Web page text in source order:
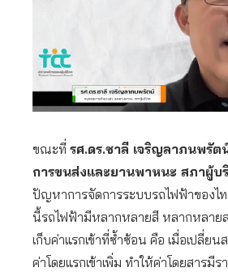
ขณะที่ รศ.ดร.ชาลี เจริญลาภนพรัต
การขนส่งและยานพาหนะ สภาผู้บ
ปัญหาการจัดการระบบรถไฟฟ้าของ
นี้รถไฟฟ้ามีหลากหลายสี หลากหลายส
เก็บค่าแรกเข้าที่ซ้ำซ้อน คือ เมื่อเปลี่ย
ค่าโดยแรกเข้าเพิ่ม ทำให้ค่าโดยสารมี